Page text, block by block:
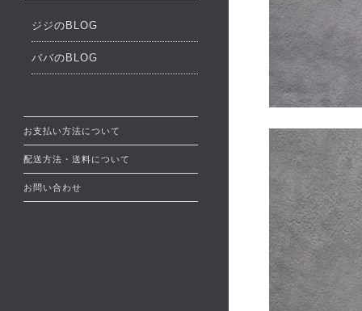
ジジのBLOG
ババのBLOG
お支払い方法について
配送方法・送料について
お問い合わせ